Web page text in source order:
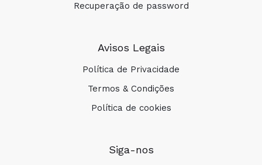
Recuperação de password
Avisos Legais
Política de Privacidade
Termos & Condições
Política de cookies
Siga-nos